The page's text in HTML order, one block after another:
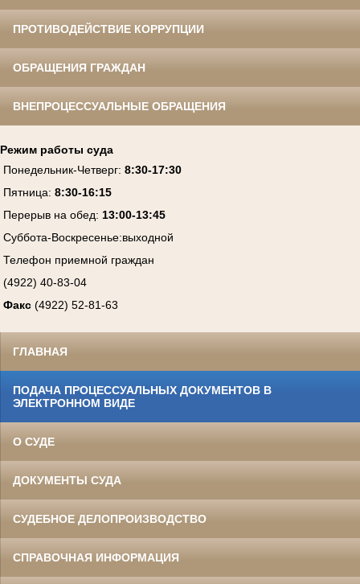
ПРОТИВОДЕЙСТВИЕ КОРРУПЦИИ
ОБРАЩЕНИЯ ГРАЖДАН
ВНЕПРОЦЕССУАЛЬНЫЕ ОБРАЩЕНИЯ
Режим работы суда
Понедельник-Четверг: 8:30-17:30
Пятница: 8:30-16:15
Перерыв на обед: 13:00-13:45
Суббота-Воскресенье:выходной
Телефон приемной граждан
(4922) 40-83-04
Факс (4922) 52-81-63
ГЛАВНАЯ
ПОДАЧА ПРОЦЕССУАЛЬНЫХ ДОКУМЕНТОВ В
ЭЛЕКТРОННОМ ВИДЕ
О СУДЕ
ДОКУМЕНТЫ СУДА
СУДЕБНОЕ ДЕЛОПРОИЗВОДСТВО
СПРАВОЧНАЯ ИНФОРМАЦИЯ